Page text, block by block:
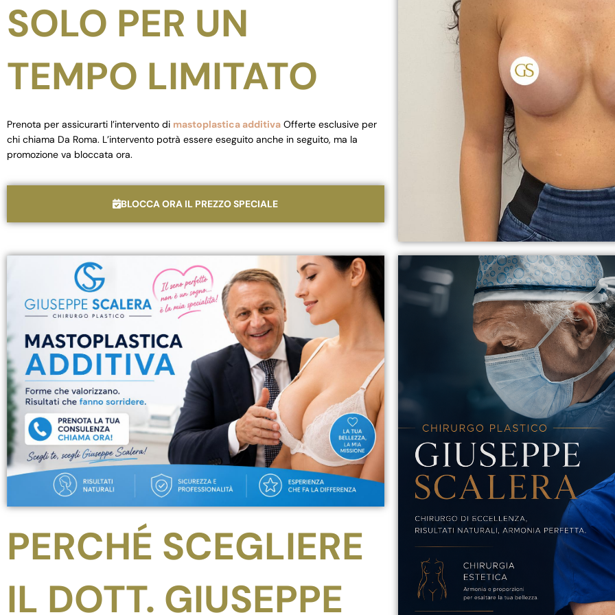
SOLO PER UN
TEMPO LIMITATO
Prenota per assicurarti l’intervento di mastoplastica additiva Offerte esclusive per
chi chiama Da Roma. L’intervento potrà essere eseguito anche in seguito, ma la
promozione va bloccata ora.
BLOCCA ORA IL PREZZO SPECIALE
PERCHÉ SCEGLIERE
IL DOTT. GIUSEPPE